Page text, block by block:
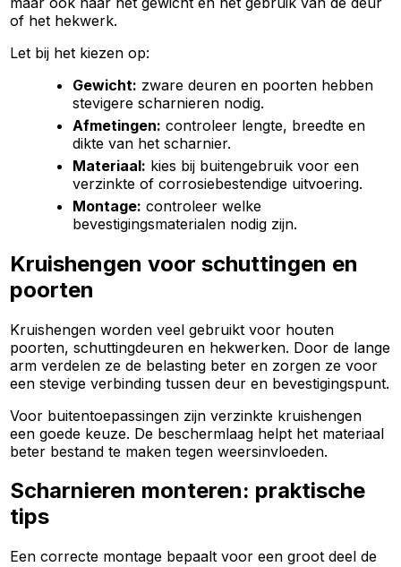
of het hekwerk.
Let bij het kiezen op:
Gewicht: zware deuren en poorten hebben
stevigere scharnieren nodig.
Afmetingen: controleer lengte, breedte en
dikte van het scharnier.
Materiaal: kies bij buitengebruik voor een
verzinkte of corrosiebestendige uitvoering.
Montage: controleer welke
bevestigingsmaterialen nodig zijn.
Kruishengen voor schuttingen en
poorten
Kruishengen worden veel gebruikt voor houten
poorten, schuttingdeuren en hekwerken. Door de lange
arm verdelen ze de belasting beter en zorgen ze voor
een stevige verbinding tussen deur en bevestigingspunt.
Voor buitentoepassingen zijn verzinkte kruishengen
een goede keuze. De beschermlaag helpt het materiaal
beter bestand te maken tegen weersinvloeden.
Scharnieren monteren: praktische
tips
Een correcte montage bepaalt voor een groot deel de